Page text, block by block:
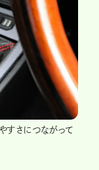
すさにつながって